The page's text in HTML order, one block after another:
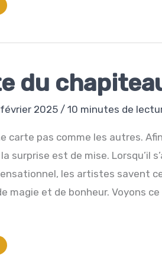
du
2025 / 10 minutes de
carte pas comme les autres.
surprise est de mise. Lorsqu’il
les artistes savent
magie et de bonheur. Voyons